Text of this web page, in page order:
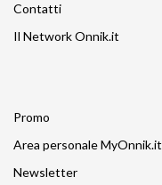
Contatti
Il Network Onnik.it
Promo
Area personale MyOnnik.it
Newsletter